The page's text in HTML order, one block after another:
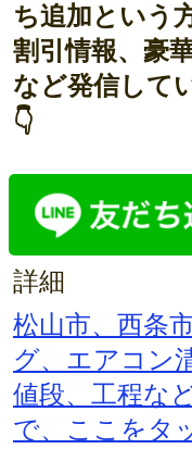
ち追加という
割引情報、豪
など発信して
👇
詳細
松山市、西条
グ、エアコン
値段、工程な
で、ここをタ